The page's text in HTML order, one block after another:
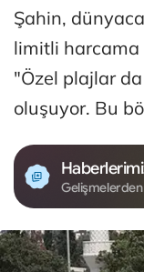
Şahin,
limitli harcama
"Özel plajlar
oluşuyor. Bu